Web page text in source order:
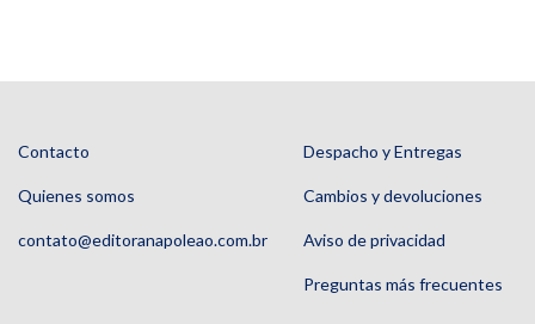
Contacto
Quienes somos
contato@editoranapoleao.com.br
Despacho y Entregas
Cambios y devoluciones
Aviso de privacidad
Preguntas más frecuentes